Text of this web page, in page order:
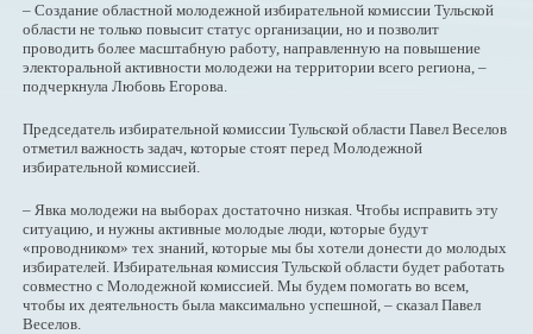
– Создание областной молодежной избирательной комиссии Тульской
области не только повысит статус организации, но и позволит
проводить более масштабную работу, направленную на повышение
электоральной активности молодежи на территории всего региона, –
подчеркнула Любовь Егорова.
Председатель избирательной комиссии Тульской области Павел Веселов
отметил важность задач, которые стоят перед Молодежной
избирательной комиссией.
– Явка молодежи на выборах достаточно низкая. Чтобы исправить эту
ситуацию, и нужны активные молодые люди, которые будут
«проводником» тех знаний, которые мы бы хотели донести до молодых
избирателей. Избирательная комиссия Тульской области будет работать
совместно с Молодежной комиссией. Мы будем помогать во всем,
чтобы их деятельность была максимально успешной, – сказал Павел
Веселов.